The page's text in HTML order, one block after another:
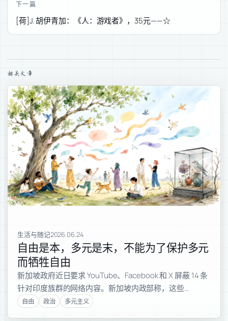
下一篇
[荷]J. 胡伊青加：《人：游戏者》，35元——☆
相关文章
生活与随记2026.06.24
自由是本，多元是末，不能为了保护多元
而牺牲自由
新加坡政府近日要求 YouTube、Facebook 和 X 屏蔽 14 条
针对印度族群的网络内容。新加坡内政部称，这些…
自由 政治 多元主义